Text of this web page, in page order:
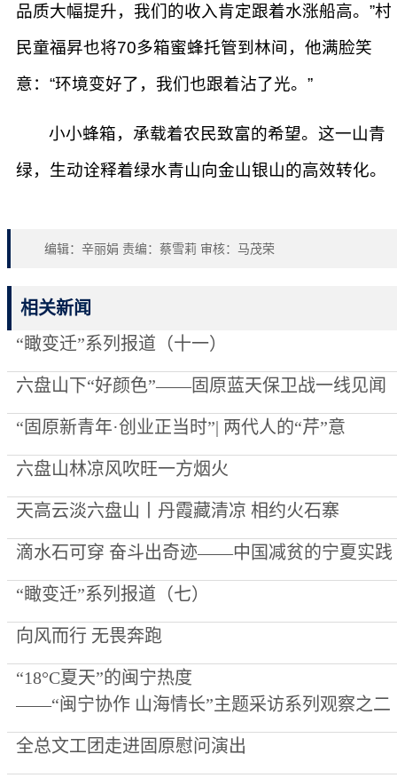
品质大幅提升，我们的收入肯定跟着水涨船高。”村
民童福昇也将70多箱蜜蜂托管到林间，他满脸笑
意：“环境变好了，我们也跟着沾了光。”
小小蜂箱，承载着农民致富的希望。这一山青
绿，生动诠释着绿水青山向金山银山的高效转化。
编辑：辛丽娟 责编：蔡雪莉 审核：马茂荣
相关新闻
“瞰变迁”系列报道（十一）
六盘山下“好颜色”——固原蓝天保卫战一线见闻
“固原新青年·创业正当时”| 两代人的“芹”意
六盘山林凉风吹旺一方烟火
天高云淡六盘山丨丹霞藏清凉 相约火石寨
滴水石可穿 奋斗出奇迹——中国减贫的宁夏实践
“瞰变迁”系列报道（七）
向风而行 无畏奔跑
“18°C夏天”的闽宁热度
——“闽宁协作 山海情长”主题采访系列观察之二
全总文工团走进固原慰问演出